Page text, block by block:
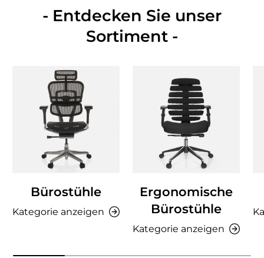
- Entdecken Sie unser
Sortiment -
Bürostühle
Kategorie anzeigen
Ergonomische
Bürostühle
Kategorie anzeigen